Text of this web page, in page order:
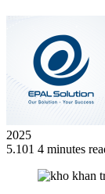
2025
5.101 4 minutes